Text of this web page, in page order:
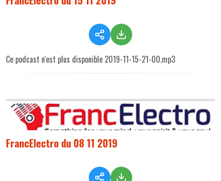
Ce podcast n'est plus disponible 2019-11-15-21-00.mp3
FrancElectro du 08 11 2019